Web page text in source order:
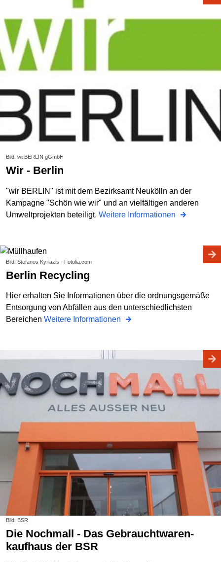
Bild: wirBERLIN gGmbH
wir - Berlin
"wir BERLIN" ist mit dem Bezirksamt Neukölln an der
Kampagne "Schön wie wir" und an vielfältigen anderen
Umweltprojekten beteiligt. Weitere Informationen
Bild: Stefanos Kyriazis - Fotolia.com
Berlin Recycling
Hier erhalten Sie Informationen über die ordnungsgemäße
Entsorgung von Abfällen aus den unterschiedlichsten
Bereichen Weitere Informationen
Bild: BSR
Die Nochmall - Das Gebraucht­waren­
kaufhaus der BSR